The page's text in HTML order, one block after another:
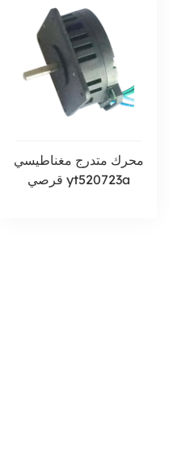
محرك متدرج مغناطيسي
قرصي yt520723a